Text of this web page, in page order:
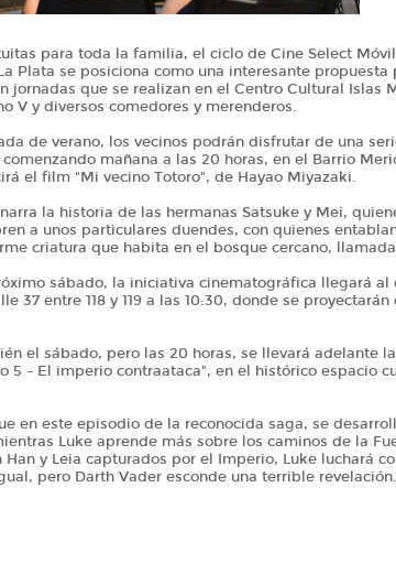
para toda la familia, el ciclo de Cine Select
Plata se posiciona como una interesante propuesta
jornadas que se realizan en el Centro Cultural Islas
V y diversos comedores y merenderos.
de verano, los vecinos podrán disfrutar de una
mañana a las 20 horas, en el Barrio
el film "Mi vecino Totoro", de Hayao Miyazaki.
la historia de las hermanas Satsuke y Mei,
a unos particulares duendes, con quienes
criatura que habita en el bosque cercano,
sábado, la iniciativa cinematográfica llegará al
37 entre 118 y 119 a las 10:30, donde se
el sábado, pero las 20 horas, se llevará adelante
5 - El imperio contraataca", en el histórico espacio
en este episodio de la reconocida saga, se
Luke aprende más sobre los caminos de la
Han y Leia capturados por el Imperio, Luke luchará
pero Darth Vader esconde una terrible revelación.